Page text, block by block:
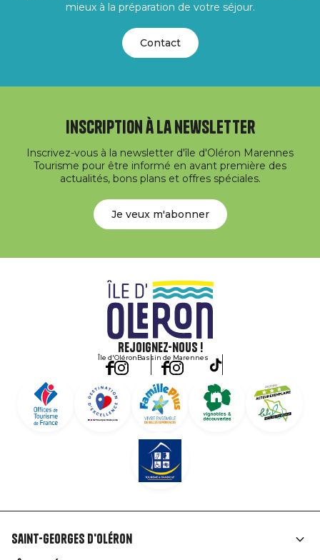
mieux à la préparation de votre séjour.
Contact
Inscription à la newsletter
Inscrivez-vous à la newsletter d'île d'Oléron Marennes
Tourisme pour être informé en avant première des
actualités, bons plans et offres spéciales.
Je veux m'abonner
Rejoignez-nous !
Île d'OléronBassin de Marennes
Liens
Saint-Georges d'Oléron